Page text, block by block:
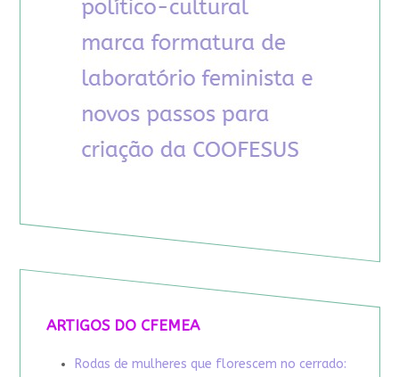
ARTIGOS DO CFEMEA
Rodas de mulheres que florescem no cerrado: